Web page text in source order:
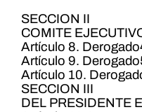
SECCION II
COMITE
Artículo 8.
Artículo 9.
Artículo 10.
SECCION III
DEL PRESIDENTE